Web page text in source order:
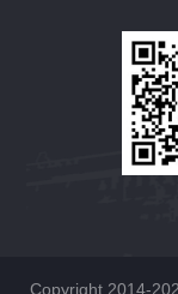
Copyright 2014-